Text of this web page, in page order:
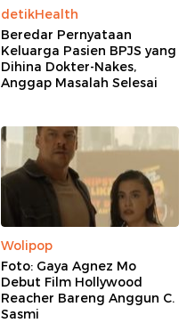
detikHealth
Beredar Pernyataan
Keluarga Pasien BPJS yang
Dihina Dokter-Nakes,
Anggap Masalah Selesai
Wolipop
Foto: Gaya Agnez Mo
Debut Film Hollywood
Reacher Bareng Anggun C.
Sasmi